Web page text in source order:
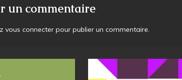
un commentaire
vous connecter pour publier un commentaire.